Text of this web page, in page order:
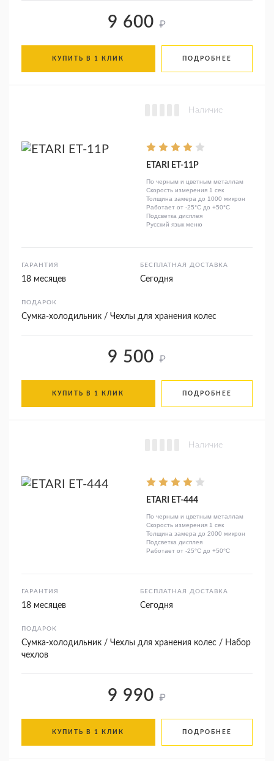
9 600 ₽
КУПИТЬ В 1 КЛИК ПОДРОБНЕЕ
Наличие
ETARI ЕТ-11Р
По черным и цветным металлам
Скорость измерения 1 сек
Толщина замера до 1000 микрон
Работает от -25°C до +50°C
Подсветка дисплея
Русский язык меню
ГАРАНТИЯ
18 месяцев
БЕСПЛАТНАЯ ДОСТАВКА
Сегодня
ПОДАРОК
Сумка-холодильник / Чехлы для хранения колес
9 500 ₽
КУПИТЬ В 1 КЛИК ПОДРОБНЕЕ
Наличие
ETARI ЕТ-444
По черным и цветным металлам
Скорость измерения 1 сек
Толщина замера до 2000 микрон
Подсветка дисплея
Работает от -25°C до +50°C
ГАРАНТИЯ
18 месяцев
БЕСПЛАТНАЯ ДОСТАВКА
Сегодня
ПОДАРОК
Сумка-холодильник / Чехлы для хранения колес / Набор
чехлов
9 990 ₽
КУПИТЬ В 1 КЛИК ПОДРОБНЕЕ